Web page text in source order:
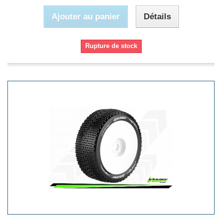
Ajouter au panier Détails
Rupture de stock